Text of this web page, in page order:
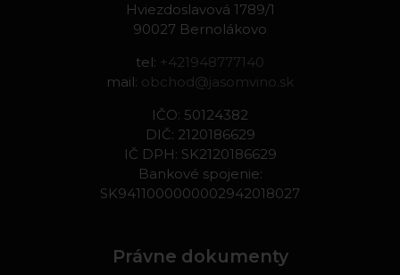
Hviezdoslavová 1789/1
90027 Bernolákovo
tel: +421948777140
mail: obchod@jasomvino.sk
IČO: 50124382
DIČ: 2120186629
IČ DPH: SK2120186629
Bankové spojenie:
SK9411000000002942018027
Právne dokumenty